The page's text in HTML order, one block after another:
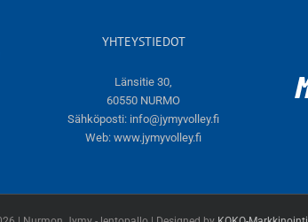
YHTEYSTIEDOT
Länsitie 30,
60550 NURMO
Sähköposti: info@jymyvolley.fi
Web:www.jymyvolley.fi